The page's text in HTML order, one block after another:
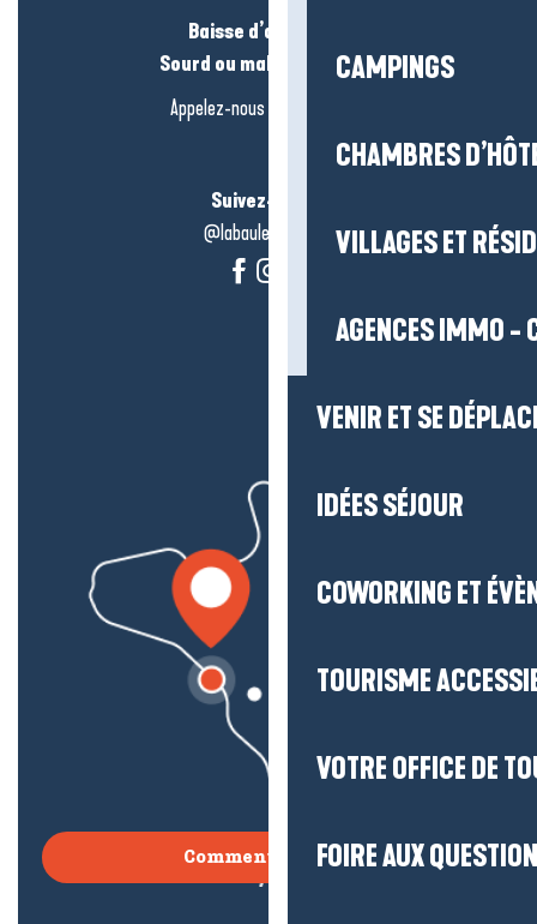
CAMPINGS
CHAMBRES
VILLAGES ET
AGENCES IMMO -
VENIR ET SE
IDÉES SÉJOUR
COWORKING ET
TOURISME
VOTRE OFFICE DE
FOIRE AUX
Baisse d’audition ?
Sourd ou malentendant ?
Appelez-nous en
Suivez-nous !
@labauleguérande
Comment venir ?